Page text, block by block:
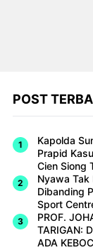
POST
Kapolda
Prapid
Cien Siong
Nyawa Tak
Dibanding
Sport
PROF.
TARIGAN:
ADA